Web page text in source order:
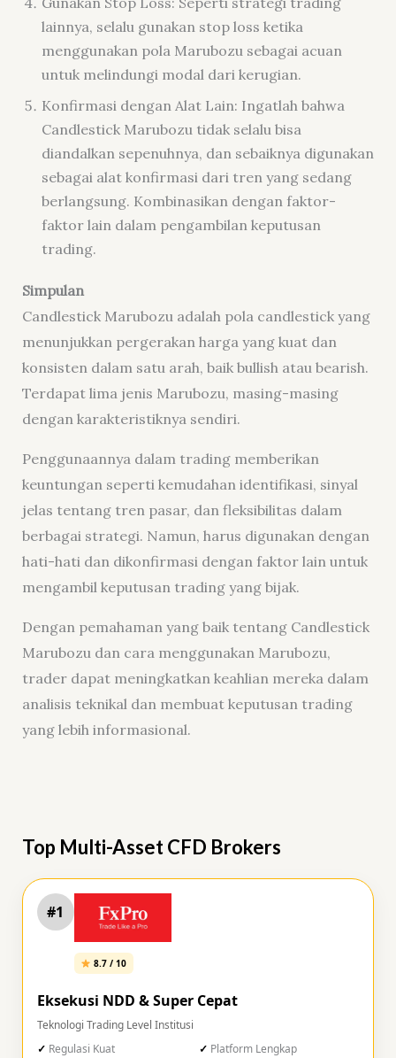
lainnya, selalu gunakan stop loss ketika
menggunakan pola Marubozu sebagai acuan
untuk melindungi modal dari kerugian.
Konfirmasi dengan Alat Lain: Ingatlah bahwa
Candlestick Marubozu tidak selalu bisa
diandalkan sepenuhnya, dan sebaiknya digunakan
sebagai alat konfirmasi dari tren yang sedang
berlangsung. Kombinasikan dengan faktor-
faktor lain dalam pengambilan keputusan
trading.
Simpulan
Candlestick Marubozu adalah pola candlestick yang
menunjukkan pergerakan harga yang kuat dan
konsisten dalam satu arah, baik bullish atau bearish.
Terdapat lima jenis Marubozu, masing-masing
dengan karakteristiknya sendiri.
Penggunaannya dalam trading memberikan
keuntungan seperti kemudahan identifikasi, sinyal
jelas tentang tren pasar, dan fleksibilitas dalam
berbagai strategi. Namun, harus digunakan dengan
hati-hati dan dikonfirmasi dengan faktor lain untuk
mengambil keputusan trading yang bijak.
Dengan pemahaman yang baik tentang Candlestick
Marubozu dan cara menggunakan Marubozu,
trader dapat meningkatkan keahlian mereka dalam
analisis teknikal dan membuat keputusan trading
yang lebih informasional.
Top Multi-Asset CFD Brokers
#1
8.7 / 10
Eksekusi NDD & Super Cepat
Teknologi Trading Level Institusi
Regulasi Kuat
Platform Lengkap